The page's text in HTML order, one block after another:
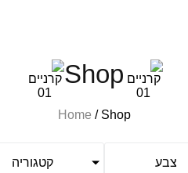
Shop
Home / Shop
צבע קטגוריה